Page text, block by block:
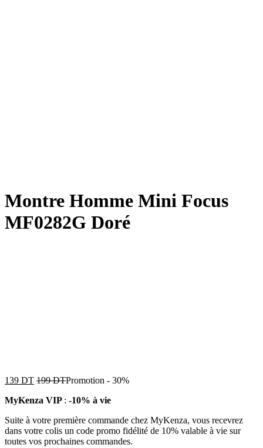
Montre Homme Mini Focus
MF0282G Doré
139 DT 199DTPromotion - 30%
MyKenza VIP : -10% à vie
Suite à votre première commande chez MyKenza, vous recevrez
dans votre colis un code promo fidélité de 10% valable à vie sur
toutes vos prochaines commandes.